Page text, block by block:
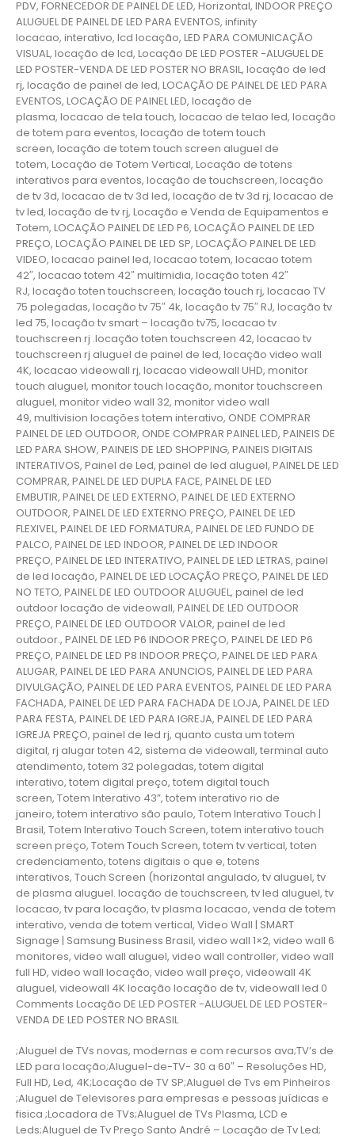
PDV, FORNECEDOR DE PAINEL DE LED, Horizontal, INDOOR PREÇO
ALUGUEL DE PAINEL DE LED PARA EVENTOS, infinity
locacao, interativo, lcd locação, LED PARA COMUNICAÇÃO
VISUAL, locação de lcd, Locação DE LED POSTER -ALUGUEL DE
LED POSTER-VENDA DE LED POSTER NO BRASIL, locação de led
rj, locação de painel de led, LOCAÇÃO DE PAINEL DE LED PARA
EVENTOS, LOCAÇÃO DE PAINEL LED, locação de
plasma, locacao de tela touch, locacao de telao led, locação
de totem para eventos, locação de totem touch
screen, locação de totem touch screen aluguel de
totem, Locação de Totem Vertical, Locação de totens
interativos para eventos, locação de touchscreen, locação
de tv 3d, locacao de tv 3d led, locação de tv 3d rj, locacao de
tv led, locação de tv rj, Locação e Venda de Equipamentos e
Totem, LOCAÇÃO PAINEL DE LED P6, LOCAÇÃO PAINEL DE LED
PREÇO, LOCAÇÃO PAINEL DE LED SP, LOCAÇÃO PAINEL DE LED
VIDEO, locacao painel led, locacao totem, locacao totem
42″, locacao totem 42″ multimidia, locação toten 42″
RJ, locação toten touchscreen, locação touch rj, locacao TV
75 polegadas, locação tv 75″ 4k, locação tv 75″ RJ, locação tv
led 75, locação tv smart – locação tv75, locacao tv
touchscreen rj .locação toten touchscreen 42, locacao tv
touchscreen rj aluguel de painel de led, locação video wall
4K, locacao videowall rj, locacao videowall UHD, monitor
touch aluguel, monitor touch locação, monitor touchscreen
aluguel, monitor video wall 32, monitor video wall
49, multivision locações totem interativo, ONDE COMPRAR
PAINEL DE LED OUTDOOR, ONDE COMPRAR PAINEL LED, PAINEIS DE
LED PARA SHOW, PAINEIS DE LED SHOPPING, PAINEIS DIGITAIS
INTERATIVOS, Painel de Led, painel de led aluguel, PAINEL DE LED
COMPRAR, PAINEL DE LED DUPLA FACE, PAINEL DE LED
EMBUTIR, PAINEL DE LED EXTERNO, PAINEL DE LED EXTERNO
OUTDOOR, PAINEL DE LED EXTERNO PREÇO, PAINEL DE LED
FLEXIVEL, PAINEL DE LED FORMATURA, PAINEL DE LED FUNDO DE
PALCO, PAINEL DE LED INDOOR, PAINEL DE LED INDOOR
PREÇO, PAINEL DE LED INTERATIVO, PAINEL DE LED LETRAS, painel
de led locação, PAINEL DE LED LOCAÇÃO PREÇO, PAINEL DE LED
NO TETO, PAINEL DE LED OUTDOOR ALUGUEL, painel de led
outdoor locação de videowall, PAINEL DE LED OUTDOOR
PREÇO, PAINEL DE LED OUTDOOR VALOR, painel de led
outdoor., PAINEL DE LED P6 INDOOR PREÇO, PAINEL DE LED P6
PREÇO, PAINEL DE LED P8 INDOOR PREÇO, PAINEL DE LED PARA
ALUGAR, PAINEL DE LED PARA ANUNCIOS, PAINEL DE LED PARA
DIVULGAÇÃO, PAINEL DE LED PARA EVENTOS, PAINEL DE LED PARA
FACHADA, PAINEL DE LED PARA FACHADA DE LOJA, PAINEL DE LED
PARA FESTA, PAINEL DE LED PARA IGREJA, PAINEL DE LED PARA
IGREJA PREÇO, painel de led rj, quanto custa um totem
digital, rj alugar toten 42, sistema de videowall, terminal auto
atendimento, totem 32 polegadas, totem digital
interativo, totem digital preço, totem digital touch
screen, Totem Interativo 43”, totem interativo rio de
janeiro, totem interativo são paulo, Totem Interativo Touch |
Brasil, Totem Interativo Touch Screen, totem interativo touch
screen preço, Totem Touch Screen, totem tv vertical, toten
credenciamento, totens digitais o que e, totens
interativos, Touch Screen (horizontal angulado, tv aluguel, tv
de plasma aluguel. locação de touchscreen, tv led aluguel, tv
locacao, tv para locação, tv plasma locacao, venda de totem
interativo, venda de totem vertical, Video Wall | SMART
Signage | Samsung Business Brasil, video wall 1×2, video wall 6
monitores, video wall aluguel, video wall controller, video wall
full HD, video wall locação, video wall preço, videowall 4K
aluguel, videowall 4K locação locação de tv, videowall led 0
Comments Locação DE LED POSTER -ALUGUEL DE LED POSTER-
VENDA DE LED POSTER NO BRASIL
;Aluguel de TVs novas, modernas e com recursos ava;TV’s de
LED para locação;Aluguel-de-TV- 30 a 60″ – Resoluções HD,
Full HD, Led, 4K;Locação de TV SP;Aluguel de Tvs em Pinheiros
;Aluguel de Televisores para empresas e pessoas juídicas e
fisica ;Locadora de TVs;Aluguel de TVs Plasma, LCD e
Leds;Aluguel de Tv Preço Santo André – Locação de Tv Led;